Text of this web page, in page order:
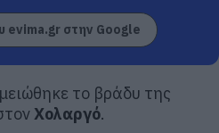
evima.gr στην Google
το βράδυ της
Χολαργό.